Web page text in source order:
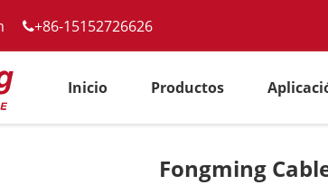
+86-15152726626
Inicio Productos
Fongming